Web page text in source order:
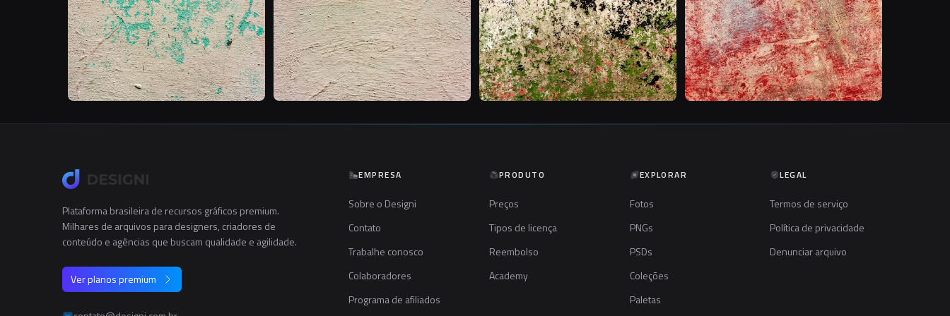
Plataforma brasileira de recursos gráficos premium.
Milhares de arquivos para designers, criadores de
conteúdo e agências que buscam qualidade e agilidade.
Ver planos premium
EMPRESA
Sobre o Designi
Contato
Trabalhe conosco
Colaboradores
Programa de afiliados
PRODUTO
Preços
Tipos de licença
Reembolso
Academy
EXPLORAR
Fotos
PNGs
PSDs
Coleções
Paletas
LEGAL
Termos de serviço
Política de privacidade
Denunciar arquivo